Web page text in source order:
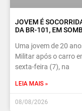
JOVEM É
DA BR-101, EM
Uma jovem de 20
Militar após o carro
sexta-feira (7), na
LEIA MAIS »
08/08/2026